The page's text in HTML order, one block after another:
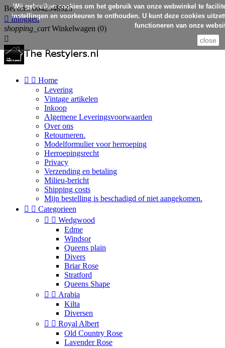
Bel ons:0642548925
 Inloggen
shopping_cart Winkelwagen (0)

  Home
Levering
Vintage artikelen
Inkoop
Algemene Leveringsvoorwaarden
Over ons
Retourneren.
Modelformulier voor herroeping
Herroepingsrecht
Privacy
Verzending en betaling
Milieu-bericht
Shipping costs
Mijn bestelling is beschadigd of niet aangekomen.
  Categorieen
  Wedgwood
Edme
Windsor
Queens plain
Divers
Briar Rose
Stratford
Queens Shape
  Arabia
Kilta
Diversen
  Royal Albert
Old Country Rose
Lavender Rose
Wij gebruiken cookies om het gebruik van onze webwinkel te
instellingen en voorkeuren te onthouden. U kunt deze cookies
functioneren van onze
close